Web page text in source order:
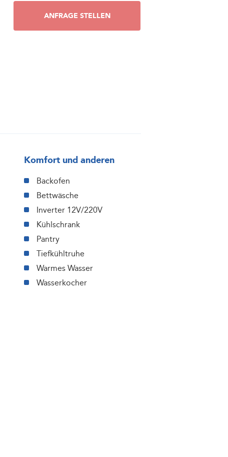
ANFRAGE STELLEN
Komfort und anderen
Backofen
Bettwäsche
Inverter 12V/220V
Kühlschrank
Pantry
Tiefkühltruhe
Warmes Wasser
Wasserkocher